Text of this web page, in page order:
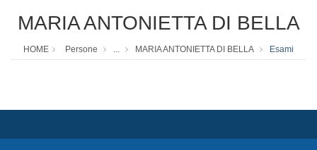
MARIA ANTONIETTA DI BELLA
HOME Persone ... MARIA ANTONIETTA DI BELLA Esami